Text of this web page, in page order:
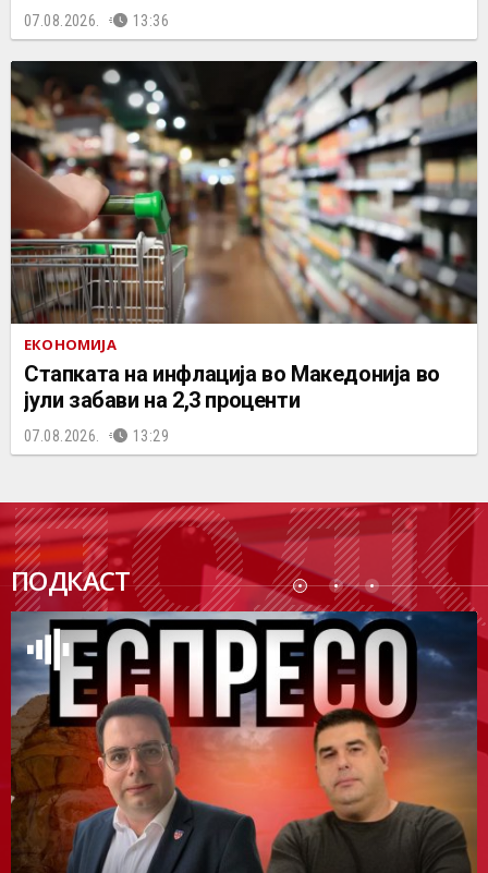
07.08.2026. 13:36
ЕКОНОМИЈА
Стапката на инфлација во Македонија во
јули забави на 2,3 проценти
07.08.2026. 13:29
ПОДКАСТ
ПОДК
АСТ